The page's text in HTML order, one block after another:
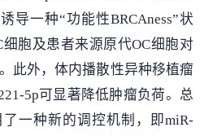
导一种“功能性BRCAness”状
胞及患者来源原代OC细胞对
此外，体内播散性异种移植瘤
5p可显著降低肿瘤负荷。总
一种新的调控机制，即miR-